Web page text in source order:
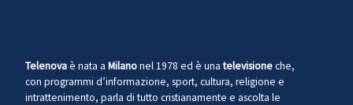
Telenovaè nata a Milanonel 1978 ed è unatelevisioneche,
con programmi d’informazione, sport, cultura, religione e
intrattenimento, parla di tutto cristianamente e ascolta le